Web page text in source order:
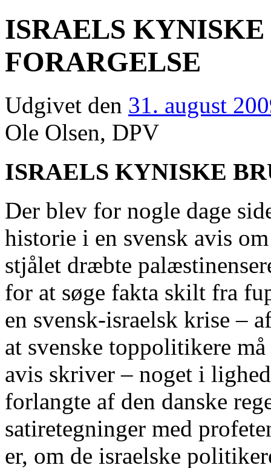
ISRAELS KYNISKE
FORARGELSE
Udgivet den 31. august
Ole Olsen, DPV
ISRAELS KYNISKE
Der blev for nogle dage
historie i en svensk avis
stjålet dræbte
for at søge fakta skilt fra
en svensk-israelsk krise –
at svenske toppolitikere
avis skriver – noget i
forlangte af den danske
satiretegninger med
er, om de israelske